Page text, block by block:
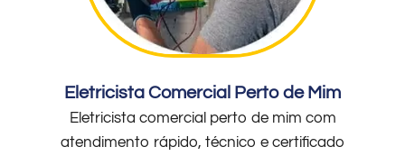
Eletricista Comercial Perto de Mim
Eletricista comercial perto de mim com
atendimento rápido, técnico e certificado